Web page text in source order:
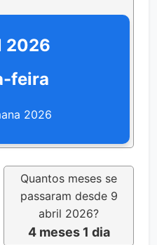
2026
feira
2026
Quantos meses se
passaram desde 9
abril 2026?
4 meses 1 dia